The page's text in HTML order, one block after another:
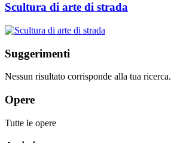
Scultura di arte di strada
Suggerimenti
Nessun risultato corrisponde alla tua ricerca.
Opere
Tutte le opere